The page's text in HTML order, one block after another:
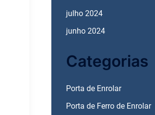
julho 2024
junho 2024
Categorias
Porta de Enrolar
Porta de Ferro de Enrolar